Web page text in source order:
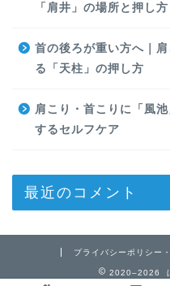
「肩井」の場所と押し方
首の後ろが重い方へ｜
る「天柱」の押し方
肩こり・首こりに「風
するセルフケア
最近のコメント
プライバシーポリシー
2020–2026